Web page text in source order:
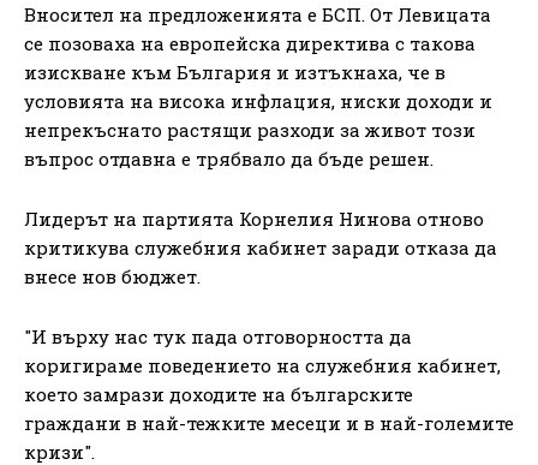
Вносител на предложенията е БСП. От Левицата
се позоваха на европейска директива с такова
изискване към България и изтъкнаха, че в
условията на висока инфлация, ниски доходи и
непрекъснато растящи разходи за живот този
въпрос отдавна е трябвало да бъде решен.
Лидерът на партията Корнелия Нинова отново
критикува служебния кабинет заради отказа да
внесе нов бюджет.
"И върху нас тук пада отговорността да
коригираме поведението на служебния кабинет,
което замрази доходите на българските
граждани в най-тежките месеци и в най-големите
кризи".